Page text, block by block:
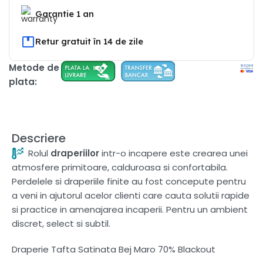
Garantie 1 an
Retur gratuit în 14 de zile
Metode de
plata:
Descriere
Rolul draperiilorintr-o incapere este crearea unei
atmosfere primitoare, calduroasa si confortabila.
Perdelele si draperiile finite au fost concepute pentru
a veni in ajutorul acelor clienti care cauta solutii rapide
si practice in amenajarea incaperii. Pentru un ambient
discret, select si subtil.
Draperie Tafta Satinata Bej Maro 70% Blackout